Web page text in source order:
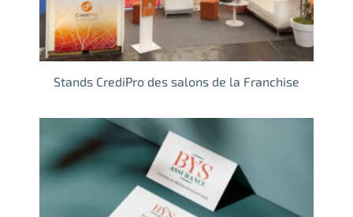
Stands CrediPro des salons de la Franchise